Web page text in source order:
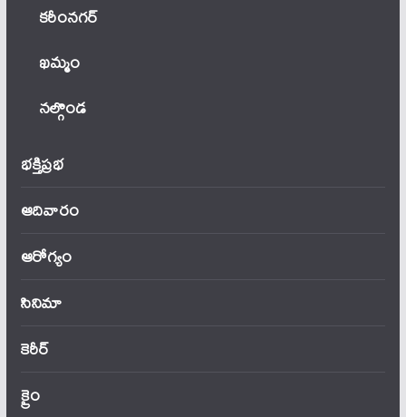
కరీంనగర్
ఖ‌మ్మం
నల్గొండ
భక్తిప్రభ
ఆదివారం
ఆరోగ్యం
సినిమా
కెరీర్
క్రైం